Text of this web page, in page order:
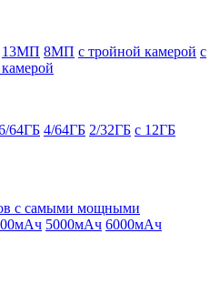
13МП 8МП с тройной камерой с
64ГБ 4/64ГБ 2/32ГБ с 12ГБ
с самыми мощными
5000мАч 6000мАч